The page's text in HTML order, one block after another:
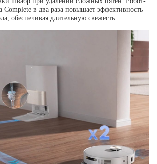
Complete в два раза повышает эффективность
обеспечивая длительную свежесть.